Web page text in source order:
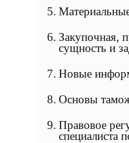
5.
6. Закупочная,
сущность и
7. Новые
8. Основы
9. Правовое
специалиста